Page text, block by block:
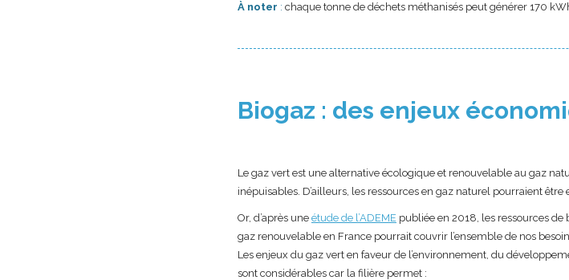
À noter : chaque tonne de déchets méthanisés peut générer 170
Biogaz : des enjeux
Le gaz vert est une alternative écologique et renouvelable au gaz
inépuisables. D’ailleurs, les ressources en gaz naturel pourraient
Or, d’après une étude de l’ADEME publiée en 2018, les ressources
gaz renouvelable en France pourrait couvrir l’ensemble de nos
Les enjeux du gaz vert en faveur de l’environnement, du
sont considérables car la filière permet :